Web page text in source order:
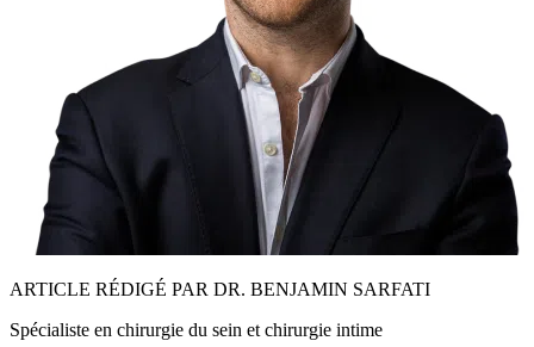
ARTICLE RÉDIGÉ PAR DR. BENJAMIN SARFATI
Spécialiste en chirurgie du sein et chirurgie intime